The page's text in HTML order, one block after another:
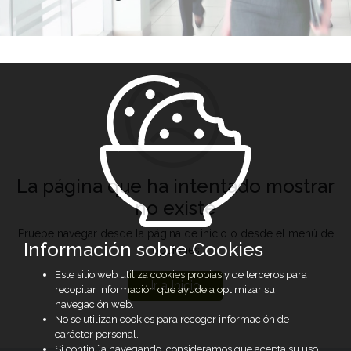
La página que ha intentado mostrar
no existe
Pruebe navegar desde la página de inicio o desde el menú de
opciones
Ir a Inicio
Información sobre Cookies
Este sitio web utiliza cookies propias y de terceros para
recopilar información que ayude a optimizar su
navegación web.
No se utilizan cookies para recoger información de
carácter personal.